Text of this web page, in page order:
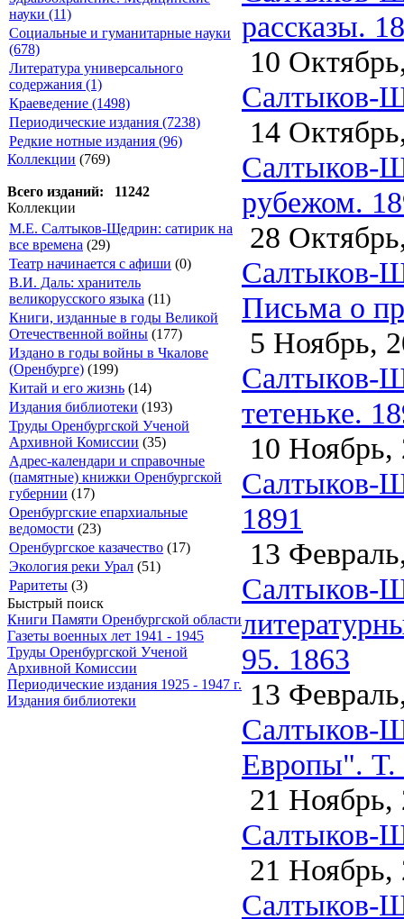
науки (11)
Социальные и гуманитарные науки
(678)
Литература универсального
содержания (1)
Краеведение (1498)
Периодические издания (7238)
Редкие нотные издания (96)
Коллекции (769)
Всего изданий: 11242
Коллекции
М.Е. Салтыков-Щедрин: сатирик на
все времена (29)
Театр начинается с афиши (0)
В.И. Даль: хранитель
великорусского языка (11)
Книги, изданные в годы Великой
Отечественной войны (177)
Издано в годы войны в Чкалове
(Оренбурге) (199)
Китай и его жизнь (14)
Издания библиотеки (193)
Труды Оренбургской Ученой
Архивной Комиссии (35)
Адрес-календари и справочные
(памятные) книжки Оренбургской
губернии (17)
Оренбургские епархиальные
ведомости (23)
Оренбургское казачество (17)
Экология реки Урал (51)
Раритеты (3)
Быстрый поиск
Книги Памяти Оренбургской области
Газеты военных лет 1941 - 1945
Труды Оренбургской Ученой
Архивной Комиссии
Периодические издания 1925 - 1947 г.
Издания библиотеки
рассказы.
10
Салтыков-
14
Салтыков-
рубежом.
28
Салтыков-
Письма о
5 Ноябрь,
Салтыков-
тетеньке.
10 Ноябрь,
Салтыков-
1891
13
Салтыков-
95. 1863
13
Салтыков-
Европы". Т.
21 Ноябрь,
Салтыков-
21 Ноябрь,
Салтыков-